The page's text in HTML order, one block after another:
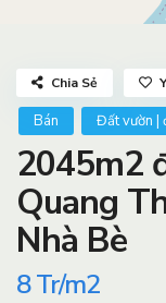
Bán Đất vườn |
2045m2
Quang
Nhà Bè
8Tr/m2
Chia Sẻ